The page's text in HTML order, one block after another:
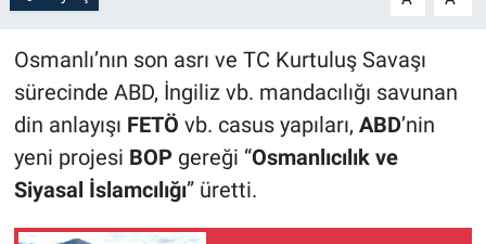
Osmanlı’nın son asrı ve TC Kurtuluş Savaşı
sürecinde ABD, İngiliz vb. mandacılığı savunan
din anlayışı FETÖ vb. casus yapıları, ABD’nin
yeni projesi BOPgereği “Osmanlıcılık ve
Siyasal İslamcılığı” üretti.